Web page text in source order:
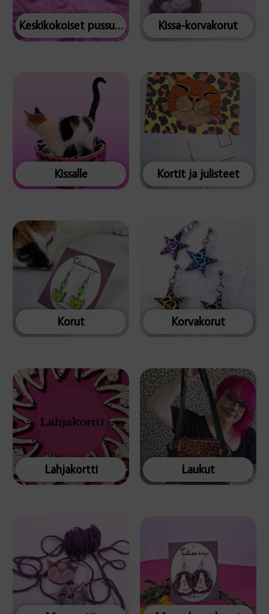
Keskikokoiset pussukat Kissa-korvakorut
Kissalle Kortit ja julisteet
Korut Korvakorut
Lahjakortti Laukut